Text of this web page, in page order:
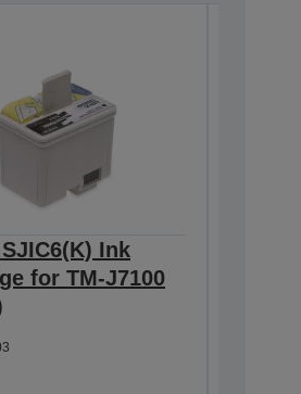
Ink
for TM-J7100